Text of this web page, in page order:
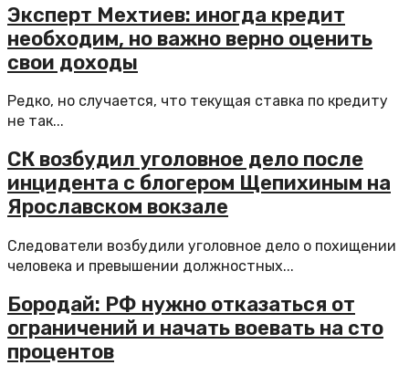
Эксперт Мехтиев: иногда кредит
необходим, но важно верно оценить
свои доходы
Редко, но случается, что текущая ставка по кредиту
не так...
СК возбудил уголовное дело после
инцидента с блогером Щепихиным на
Ярославском вокзале
Следователи возбудили уголовное дело о похищении
человека и превышении должностных...
Бородай: РФ нужно отказаться от
ограничений и начать воевать на сто
процентов